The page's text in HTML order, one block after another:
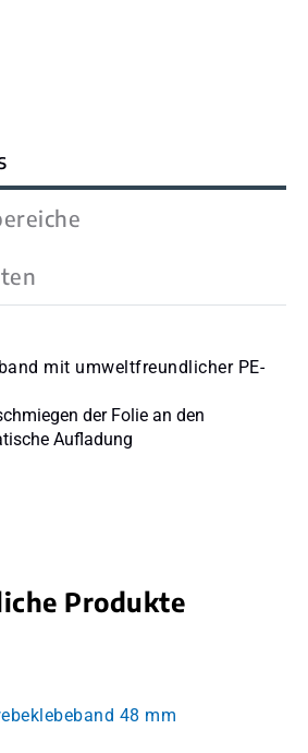
mit umweltfreundlicher PE-
der Folie an den
Aufladung
Produkte